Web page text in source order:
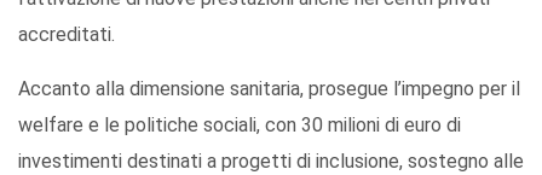
accreditati.
Accanto alla dimensione sanitaria, prosegue l’impegno per il
welfare e le politiche sociali, con 30 milioni di euro di
investimenti destinati a progetti di inclusione, sostegno alle